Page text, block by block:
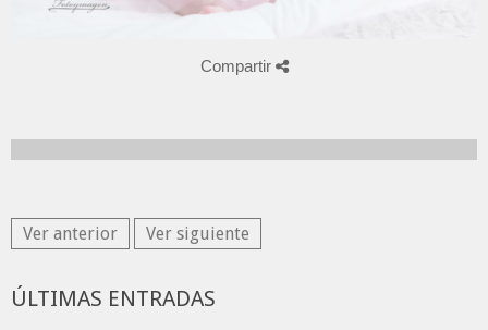
Compartir
Ver anterior Ver siguiente
ÚLTIMAS ENTRADAS